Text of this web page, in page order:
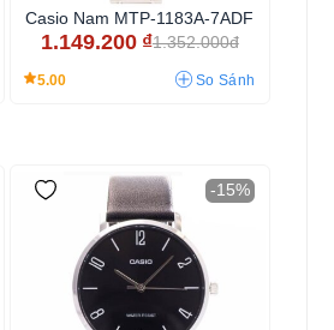
Casio Nam MTP-1183A-7ADF
1.149.200 ₫1.352.000đ
5.00 So Sánh
-15%